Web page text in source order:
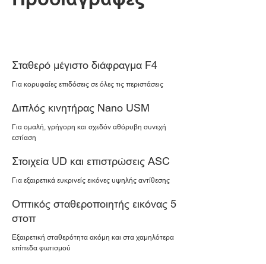
Σταθερό μέγιστο διάφραγμα F4
Για κορυφαίες επιδόσεις σε όλες τις περιστάσεις
Διπλός κινητήρας Nano USM
Για ομαλή, γρήγορη και σχεδόν αθόρυβη συνεχή
εστίαση
Στοιχεία UD και επιστρώσεις ASC
Για εξαιρετικά ευκρινείς εικόνες υψηλής αντίθεσης
Οπτικός σταθεροποιητής εικόνας 5
στοπ
Εξαιρετική σταθερότητα ακόμη και στα χαμηλότερα
επίπεδα φωτισμού